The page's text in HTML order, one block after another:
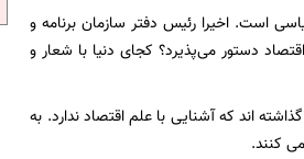
است. اخیرا رئیس دفتر سازمان برنامه و
دستور می‌پذیرد؟ کجای دنیا با شعار و
اند که آشنایی با علم اقتصاد ندارد. به
کنند.